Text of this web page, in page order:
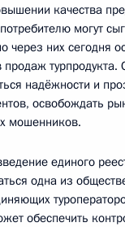
качества
могут
через них сегодня
турпродукта.
надёжности и
освобождать
мошенников.
единого
одна из
обеспечить